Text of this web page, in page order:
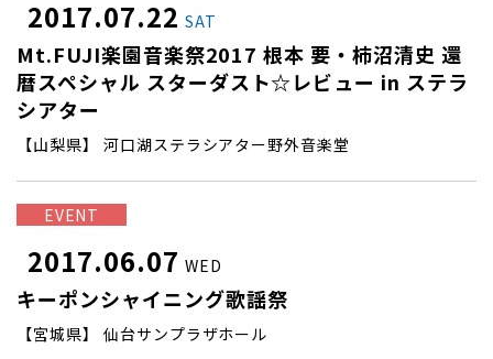
2017.07.22 SAT
Mt.FUJI楽園音楽祭2017 根本 要・柿沼清史 還
暦スペシャル スターダスト☆レビュー in ステラ
シアター
【山梨県】 河口湖ステラシアター野外音楽堂
EVENT
2017.06.07 WED
キーポンシャイニング歌謡祭
【宮城県】 仙台サンプラザホール